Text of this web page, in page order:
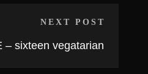
NEXT POST
– sixteen vegatarian